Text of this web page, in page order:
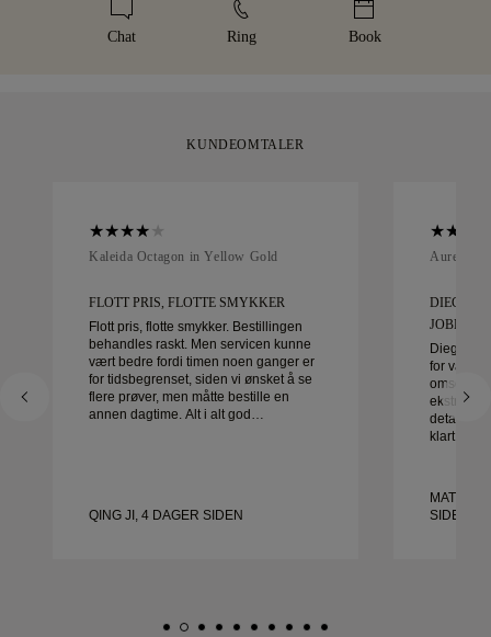
Chat Ring Book
KUNDEOMTALER
Kaleida Octagon in Yellow Gold
FLOTT PRIS, FLOTTE SMYKKER
Flott pris, flotte smykker. Bestillingen
behandles raskt. Men servicen kunne
vært bedre fordi timen noen ganger er
for tidsbegrenset, siden vi ønsket å se
flere prøver, men måtte bestille en
annen dagtime. Alt i alt god
QING JI, 4 DAGER SIDEN
Aurelle in
DIEGO
JOBBE
Diego
for våre
omsorg
detalj ble
klart i
SIDEN